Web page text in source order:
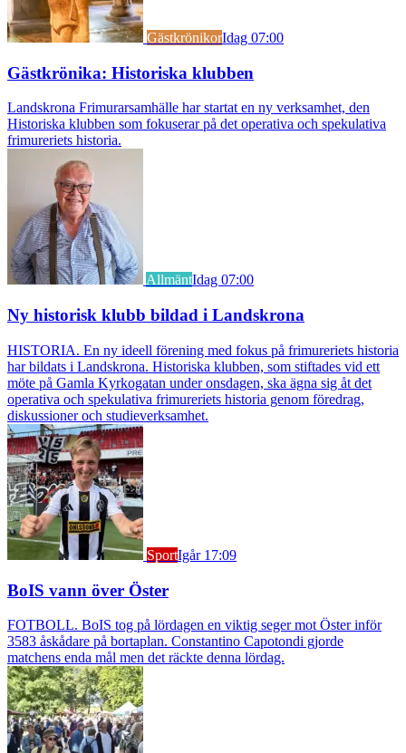
GästkrönikorIdag 07:00
Gästkrönika: Historiska klubben
Landskrona Frimurarsamhälle har startat en ny verksamhet, den
Historiska klubben som fokuserar på det operativa och spekulativa
frimureriets historia.
AllmäntIdag 07:00
Ny historisk klubb bildad i Landskrona
HISTORIA. En ny ideell förening med fokus på frimureriets historia
har bildats i Landskrona. Historiska klubben, som stiftades vid ett
möte på Gamla Kyrkogatan under onsdagen, ska ägna sig åt det
operativa och spekulativa frimureriets historia genom föredrag,
diskussioner och studieverksamhet.
SportIgår 17:09
BoIS vann över Öster
FOTBOLL. BoIS tog på lördagen en viktig seger mot Öster inför
3583 åskådare på bortaplan. Constantino Capotondi gjorde
matchens enda mål men det räckte denna lördag.